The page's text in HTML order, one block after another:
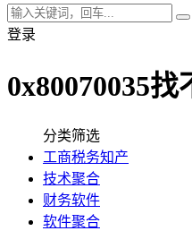
登录
0x80070035
分类筛选
工商税务知产
技术聚合
财务软件
软件聚合